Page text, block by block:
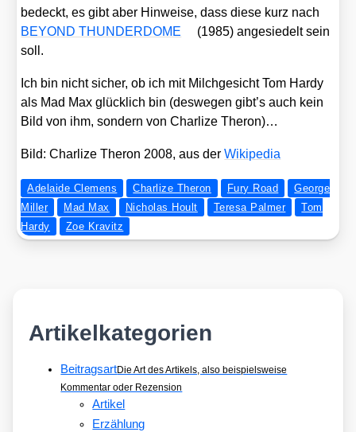
bedeckt, es gibt aber Hin­wei­se, dass die­se kurz nach
BEYOND THUNDERDOME
(1985) ange­sie­delt sein
soll.
Ich bin nicht sicher, ob ich mit Milch­ge­sicht Tom Har­dy
als Mad Max glück­lich bin (des­we­gen gibt’s auch kein
Bild von ihm, son­dern von Char­li­ze The­ron)…
Bild: Char­li­ze The­ron 2008, aus derWiki­pe­dia
Adelaide Clemens Charlize Theron Fury Road
George
Miller
Mad Max Nicholas Hoult Teresa Palmer
Tom
Hardy
Zoe Kravitz
Artikelkategorien
BeitragsartDie Art des Artikels, also beispielsweise
Kommentar oder Rezension
Artikel
Erzählung